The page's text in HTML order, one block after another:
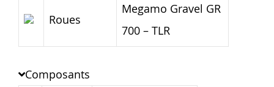
Roues
Megamo Gravel GR
700 – TLR
Composants